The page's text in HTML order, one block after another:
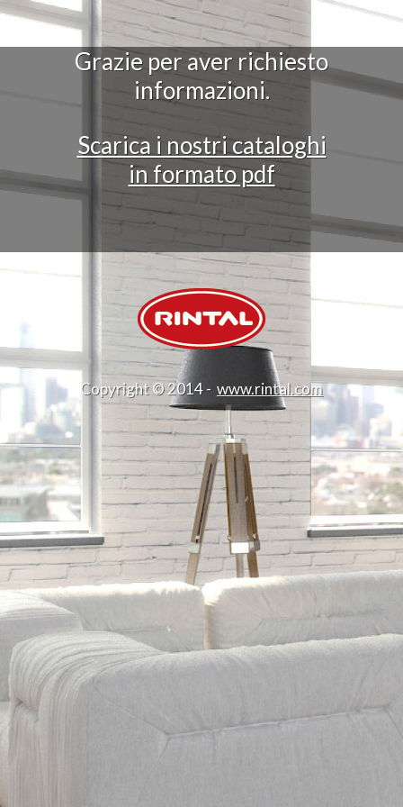
Grazie per aver richiesto
informazioni.
Scarica i nostri cataloghi
in formato pdf
Copyright © 2014 - www.rintal.com